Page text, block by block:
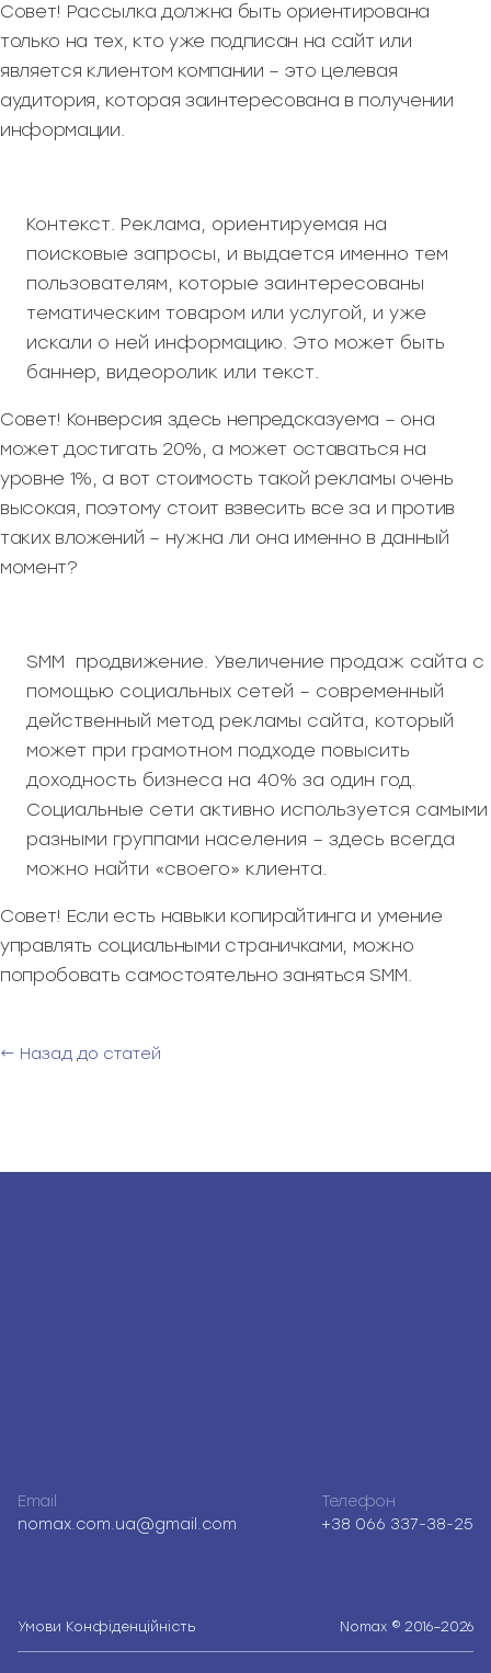
Совет! Рассылка должна быть ориентирована
только на тех, кто уже подписан на сайт или
является клиентом компании – это целевая
аудитория, которая заинтересована в получении
информации.
Контекст. Реклама, ориентируемая на
поисковые запросы, и выдается именно тем
пользователям, которые заинтересованы
тематическим товаром или услугой, и уже
искали о ней информацию. Это может быть
баннер, видеоролик или текст.
Совет! Конверсия здесь непредсказуема – она
может достигать 20%, а может оставаться на
уровне 1%, а вот стоимость такой рекламы очень
высокая, поэтому стоит взвесить все за и против
таких вложений – нужна ли она именно в данный
момент?
SMM продвижение. Увеличение продаж сайта с
помощью социальных сетей – современный
действенный метод рекламы сайта, который
может при грамотном подходе повысить
доходность бизнеса на 40% за один год.
Социальные сети активно используется самыми
разными группами населения – здесь всегда
можно найти «своего» клиента.
Совет! Если есть навыки копирайтинга и умение
управлять социальными страничками, можно
попробовать самостоятельно заняться SMM.
← Назад до статей
Email
nomax.com.ua@gmail.com
Телефон
+38 066 337-38-25
Умови Конфіденційність Nomax © 2016–2026